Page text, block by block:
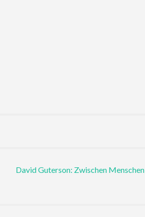
David Guterson: Zwischen Menschen